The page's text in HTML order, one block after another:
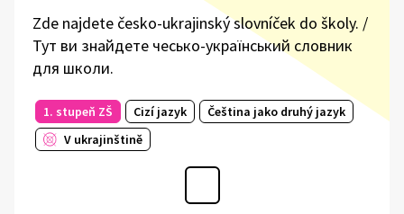
Zde najdete česko-ukrajinský slovníček do školy. /
Тут ви знайдете чесько-український словник
для школи.
1. stupeň ZŠ Cizí jazyk
Čeština jako druhý jazyk
V ukrajinštině